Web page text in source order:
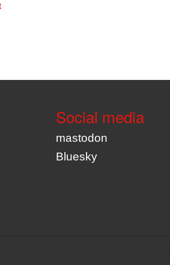
Social media
mastodon
Bluesky